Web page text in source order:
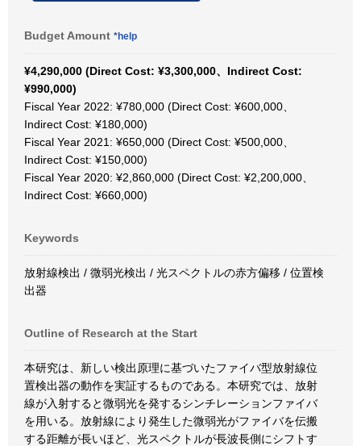
Budget Amount *help
¥4,290,000 (Direct Cost: ¥3,300,000、Indirect Cost:
¥990,000)
Fiscal Year 2022: ¥780,000 (Direct Cost: ¥600,000、
Indirect Cost: ¥180,000)
Fiscal Year 2021: ¥650,000 (Direct Cost: ¥500,000、
Indirect Cost: ¥150,000)
Fiscal Year 2020: ¥2,860,000 (Direct Cost: ¥2,200,000、
Indirect Cost: ¥660,000)
Keywords
放射線検出 / 微弱光検出 / 光スペクトルの赤方偏移 / 位置検
出器
Outline of Research at the Start
本研究は、新しい検出原理に基づいたファイバ型放射線位
置検出器の動作を実証するものである。本研究では、放射
線が入射すると微弱光を発するシンチレーションファイバ
を用いる。放射線により発生した微弱光がファイバを伝搬
する距離が長いほど、光スペクトルが長波長側にシフトす